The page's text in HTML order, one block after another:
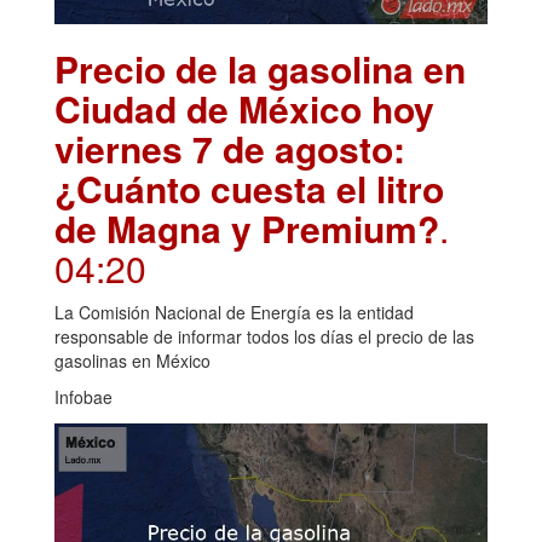
Precio de la gasolina en
Ciudad de México hoy
viernes 7 de agosto:
¿Cuánto cuesta el litro
de Magna y Premium?.
04:20
La Comisión Nacional de Energía es la entidad
responsable de informar todos los días el precio de las
gasolinas en México
Infobae